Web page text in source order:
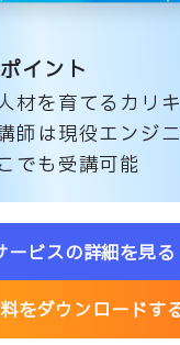
イント
材を育てるカリ
師は現役エンジ
でも受講可能
ービスの詳細を見る
をダウンロードす